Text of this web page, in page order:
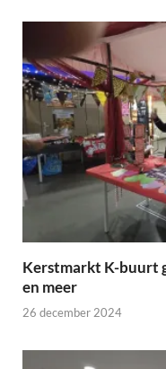
Kerstmarkt K-buurt
en meer
26 december 2024